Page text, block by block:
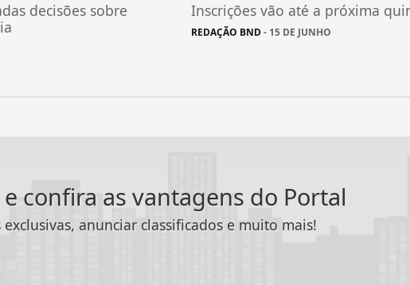
decisões sobre
Inscrições vão até a próxima
REDAÇÃO BND- 15 DE JUNHO
confira as vantagens do Portal
anunciar classificados e muito mais!